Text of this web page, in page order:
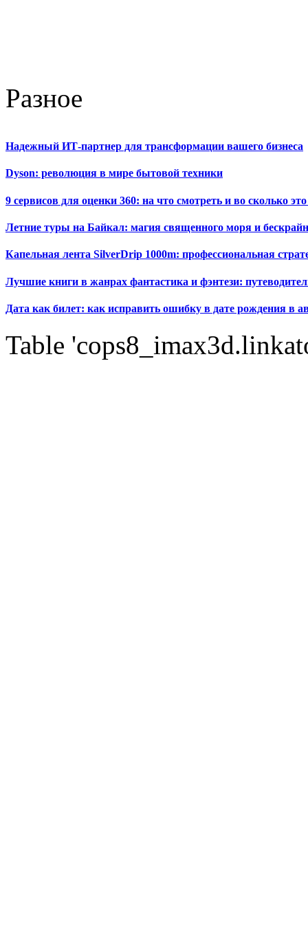
Разное
Надежный ИТ-партнер для трансформации вашего бизнеса
Dyson: революция в мире бытовой техники
9 сервисов для оценки 360: на что смотреть и во сколько это
Летние туры на Байкал: магия священного моря и
Капельная лента SilverDrip 1000m: профессиональная
Лучшие книги в жанрах фантастика и фэнтези:
Дата как билет: как исправить ошибку в дате рождения в
Table